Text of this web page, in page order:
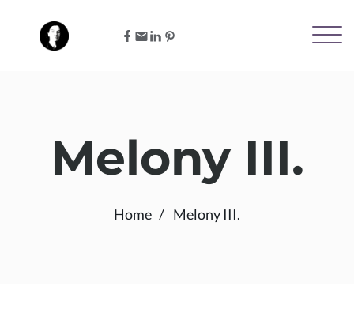
Melony III.
Home Melony III.